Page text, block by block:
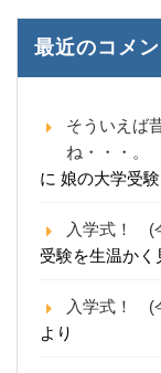
最近のコメン
そういえば
ね・・・。
に 娘の大学受
入学式！ (
受験を生温かく
入学式！ (
より